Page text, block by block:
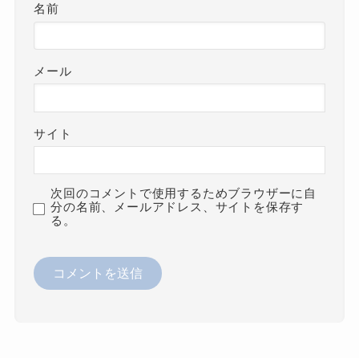
名前
メール
サイト
次回のコメントで使用するためブラウザーに自
分の名前、メールアドレス、サイトを保存す
る。